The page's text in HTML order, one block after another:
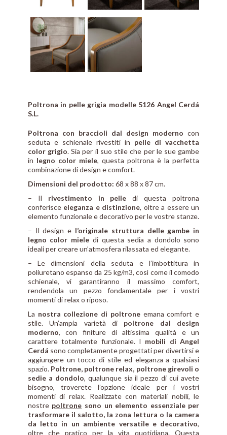
Poltrona in pelle grigia modelle 5126 Angel Cerdá
S.L.
Poltrona con braccioli dal design moderno con
seduta e schienale rivestiti in pelle di vacchetta
color grigio. Sia per il suo stile che per le sue gambe
in legno color miele, questa poltrona è la perfetta
combinazione di design e comfort.
Dimensioni del prodotto: 68 x 88 x 87 cm.
– Il rivestimento in pelledi questa poltrona
conferisce eleganza e distinzione, oltre a essere un
elemento funzionale e decorativo per le vostre stanze.
– Il design e l’originale struttura delle gambe in
legno color miele di questa sedia a dondolo sono
ideali per creare un’atmosfera rilassata ed elegante.
– Le dimensioni della seduta e l’imbottitura in
poliuretano espanso da 25 kg/m3, così come il comodo
schienale, vi garantiranno il massimo comfort,
rendendola un pezzo fondamentale per i vostri
momenti di relax o riposo.
La nostra collezione di poltroneemana comfort e
stile. Un’ampia varietà di poltrone dal design
moderno, con finiture di altissima qualità e un
carattere totalmente funzionale. I mobili di Angel
Cerdá sono completamente progettati per divertirsi e
aggiungere un tocco di stile ed eleganza a qualsiasi
spazio. Poltrone, poltrone relax, poltrone girevoli o
sedie a dondolo, qualunque sia il pezzo di cui avete
bisogno, troverete l’opzione ideale per i vostri
momenti di relax. Realizzate con materiali nobili, le
nostre poltrone sono un elemento essenziale per
trasformare il salotto, la zona lettura o la camera
da letto in un ambiente versatile e decorativo,
oltre che pratico per la vita quotidiana. Questa